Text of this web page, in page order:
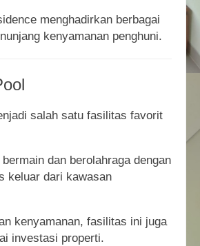
menghadirkan berbagai
kenyamanan penghuni.
salah satu fasilitas favorit
dan berolahraga dengan
keluar dari kawasan
kenyamanan, fasilitas ini juga
investasi properti.